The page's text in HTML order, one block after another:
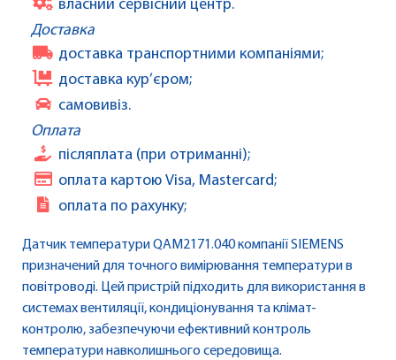
власний сервісний центр.
Доставка
доставка транспортними компаніями;
доставка кур’єром;
самовивіз.
Оплата
післяплата (при отриманні);
оплата картою Visa, Mastercard;
оплата по рахунку;
Датчик температури QAM2171.040 компанії SIEMENS
призначений для точного вимірювання температури в
повітроводі. Цей пристрій підходить для використання в
системах вентиляції, кондиціонування та клімат-
контролю, забезпечуючи ефективний контроль
температури навколишнього середовища.